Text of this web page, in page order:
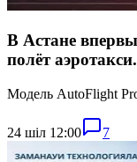
В Астане
полёт
Модель AutoFlight
24 шіл 12:00 7